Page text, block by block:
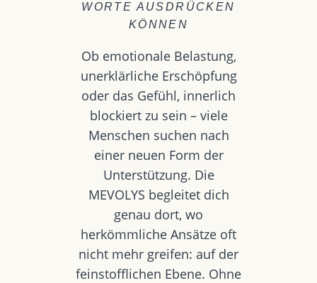
WORTE AUSDRÜCKEN
KÖNNEN
Ob emotionale Belastung,
unerklärliche Erschöpfung
oder das Gefühl, innerlich
blockiert zu sein – viele
Menschen suchen nach
einer neuen Form der
Unterstützung. Die
MEVOLYS begleitet dich
genau dort, wo
herkömmliche Ansätze oft
nicht mehr greifen: auf der
feinstofflichen Ebene. Ohne